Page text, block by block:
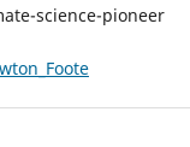
science-pioneer